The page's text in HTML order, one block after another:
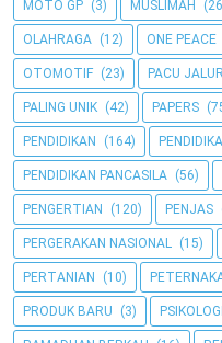
MOTO GP (3) MUSLIMAH
OLAHRAGA (12) ONE PEACE
OTOMOTIF (23) PACU JALUR
PALING UNIK (42) PAPERS
PENDIDIKAN (164)
PENDIDIKAN PANCASILA (56)
PENGERTIAN (120) PENJAS
PERGERAKAN NASIONAL (15)
PERTANIAN (10)
PRODUK BARU (3) PSIKOLOGI